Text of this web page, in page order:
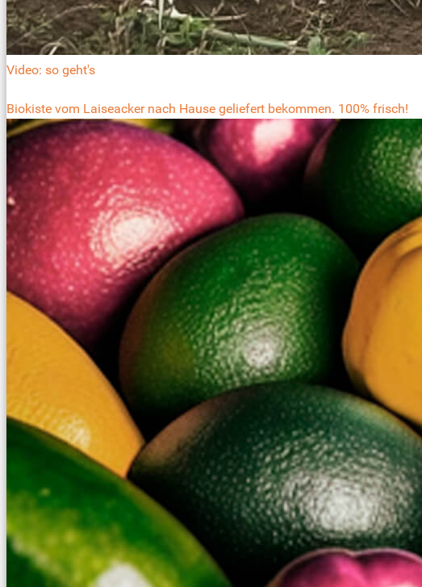
Video: so geht's
Biokiste vom Laiseacker nach Hause geliefert bekommen. 100% frisch!